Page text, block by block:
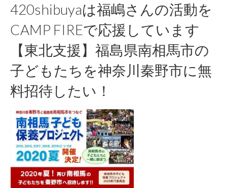
420shibuyaは福嶋さんの活動を
CAMP FIREで応援しています
【東北支援】福島県南相馬市の
子どもたちを神奈川秦野市に無
料招待したい！